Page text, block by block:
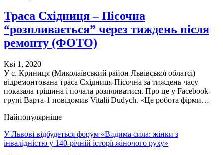
Траса Східниця – Пісочна
“розпливається” через тиждень після
ремонту (ФОТО)
Кві 1, 2020
У с. Криниця (Миколаївський район Львівської облатсі)
відремонтована траса Східниця-Пісочна за тиждень часу
показала тріщина і почала розпливатися. Про це у Facebook-
групі Варта-1 повідомив ‎Vitalii Dudych‎. «Це робота фірми…
Найпопулярніше
У Львові відбудеться форум «Видима сила: жінки з
інвалідністю у 140-річній історії жіночого руху»